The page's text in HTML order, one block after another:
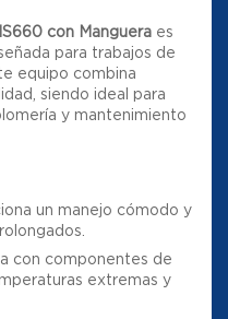
con Manguera es
para trabajos de
equipo combina
siendo ideal para
y mantenimiento
un manejo cómodo y
con componentes de
extremas y